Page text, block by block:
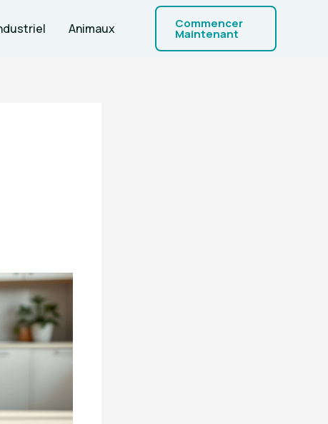
Animaux Commencer
Maintenant